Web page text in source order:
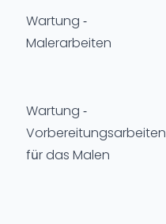
Wartung -
Malerarbeiten
Wartung -
Vorbereitungsarbeiten
für das Malen